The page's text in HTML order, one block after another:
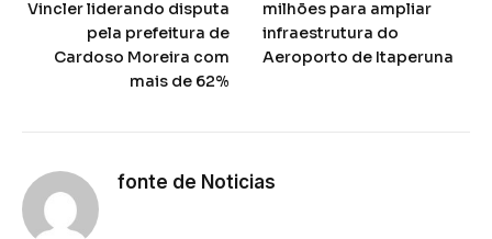
Vincler liderando disputa
pela prefeitura de
Cardoso Moreira com
mais de 62%
milhões para ampliar
infraestrutura do
Aeroporto de Itaperuna
fonte de Noticias